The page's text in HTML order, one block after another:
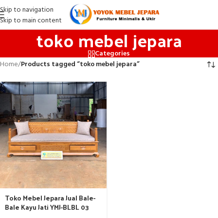
Skip to navigation
Skip to main content
toko mebel jepara
Categories
Home/Products tagged “toko mebel jepara”
Toko Mebel Jepara Jual Bale-
Bale Kayu Jati YMJ-BLBL 03